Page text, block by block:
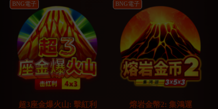
BNG電子
超3座金爆火山: 擊紅利
BNG電子
熔岩金幣2: 集鴻運